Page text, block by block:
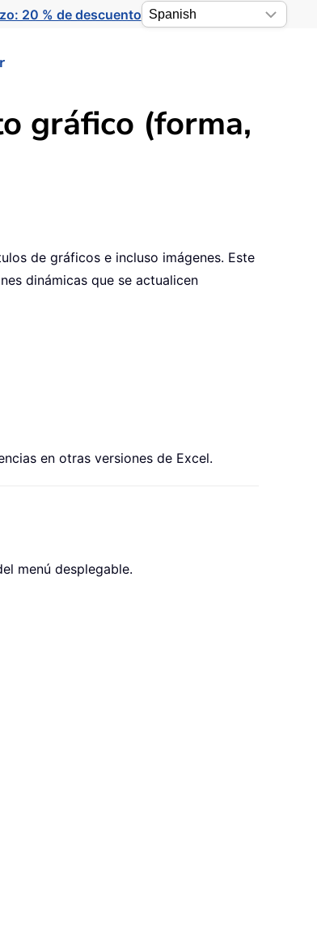
20 % de descuento
gráfico (forma,
de gráficos e incluso imágenes. Este
dinámicas que se actualicen
en otras versiones de Excel.
menú desplegable.